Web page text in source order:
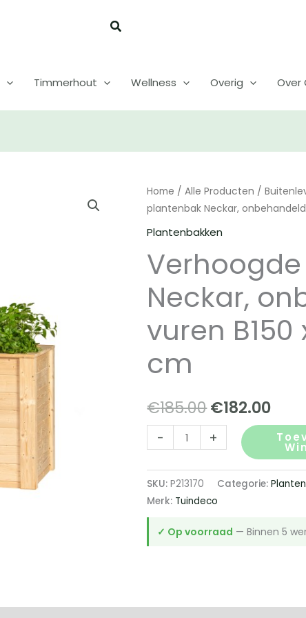
Timmerhout Wellness Overig Over
Home /Alle Producten /
plantenbak Neckar,
Plantenbakken
Neckar,
vuren B150
cm
€185.00
prijs
€185.00.
€182.00
prijs
is:
-
Verhoogde
plantenbak
Neckar,
onbehandeld
vuren
B150
x
+
SKU:P213170 Categorie:
Merk: Tuindeco
✓ Op voorraad — Binnen 5